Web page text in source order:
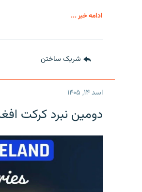
ادامه خبر ...
شریک ساختن
اسد ۱۴, ۱۴۰۵
دومین نبرد کرکت